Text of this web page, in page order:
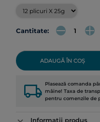
Cantitate:
ADAUGĂ ÎN COȘ
local_shipping Plasează comanda
mâine! Taxa de
pentru comenzile de
Informații produs